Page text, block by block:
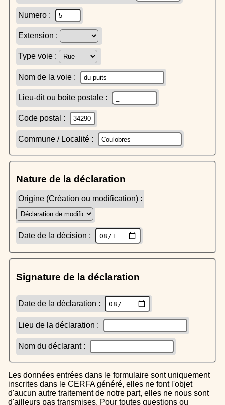
Numero :
Extension :
Type voie :
Nom de la voie :
Lieu-dit ou boite postale :
Code postal :
Commune / Localité :
Nature de la déclaration
Origine (Création ou modification) :
Date de la décision :
Signature de la déclaration
Date de la déclaration :
Lieu de la déclaration :
Nom du déclarant :
Les données entrées dans le formulaire sont uniquement
inscrites dans le CERFA généré, elles ne font l'objet
d'aucun autre traitement de notre part, elles ne nous sont
d'ailleurs pas transmises. Pour toutes questions ou